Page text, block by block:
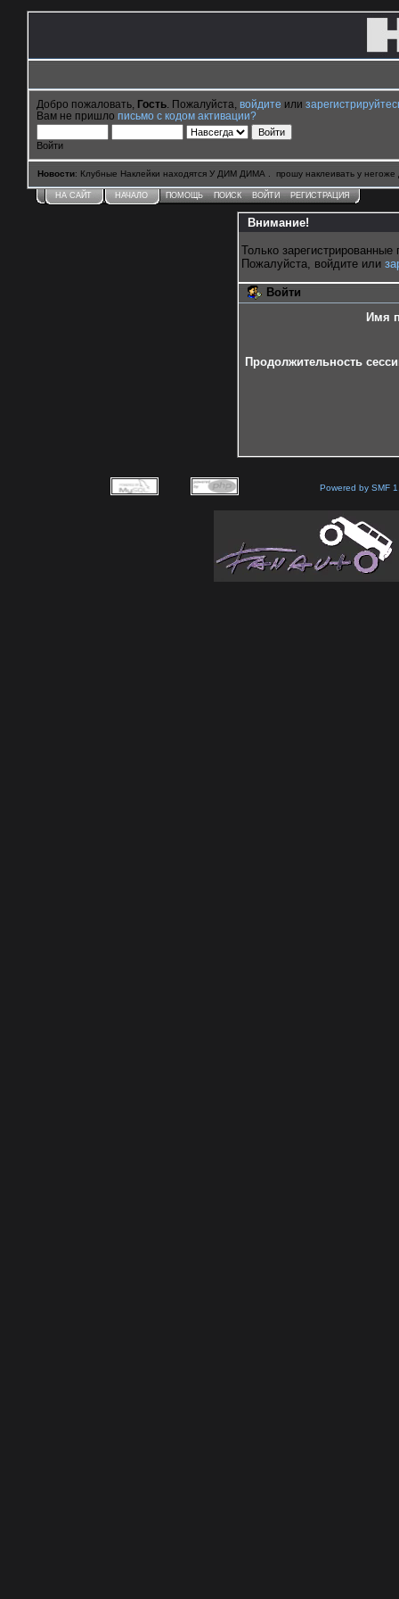
Добро пожаловать, Гость . Пожалуйста, войдите или
Вам не пришло письмо с кодом активации?
Войти
Новости: Клубные Наклейки находятся У ДИМ ДИМА . прошу наклеивать у негоже
НА САЙТ НАЧАЛО ПОМОЩЬ ПОИСК ВОЙТИ РЕГИСТРАЦИЯ
Внимание!
Только
Пожалуйста, войдите или
Войти
Имя
Продолжительность
Powered by SMF